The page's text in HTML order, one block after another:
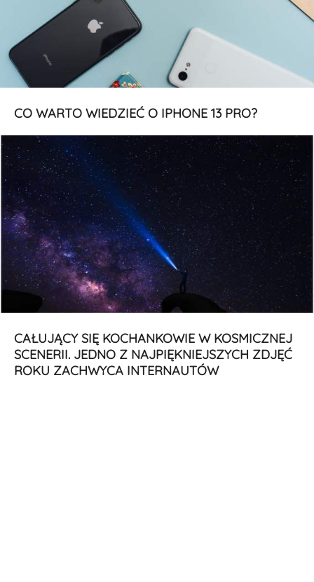
CO WARTO WIEDZIEĆ O IPHONE 13 PRO?
CAŁUJĄCY SIĘ KOCHANKOWIE W KOSMICZNEJ
SCENERII. JEDNO Z NAJPIĘKNIEJSZYCH ZDJĘĆ
ROKU ZACHWYCA INTERNAUTÓW